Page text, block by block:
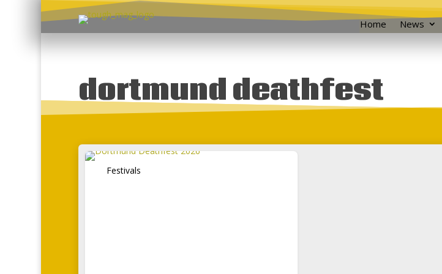
Home News
dortmund deathfest
Festivals